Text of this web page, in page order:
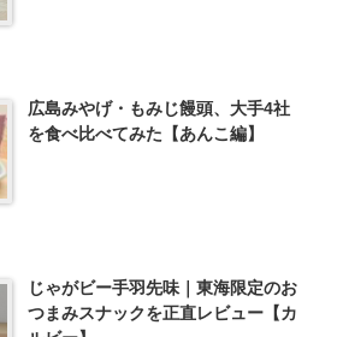
広島みやげ・もみじ饅頭、大手4社
を食べ比べてみた【あんこ編】
じゃがビー手羽先味｜東海限定のお
つまみスナックを正直レビュー【カ